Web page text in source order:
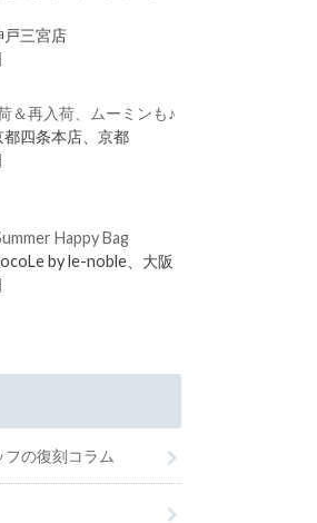
戸三宮店
＆再入荷、ムーミンも♪
都四条本店、京都
Happy Bag
by le-noble、大阪
の復刻コラム